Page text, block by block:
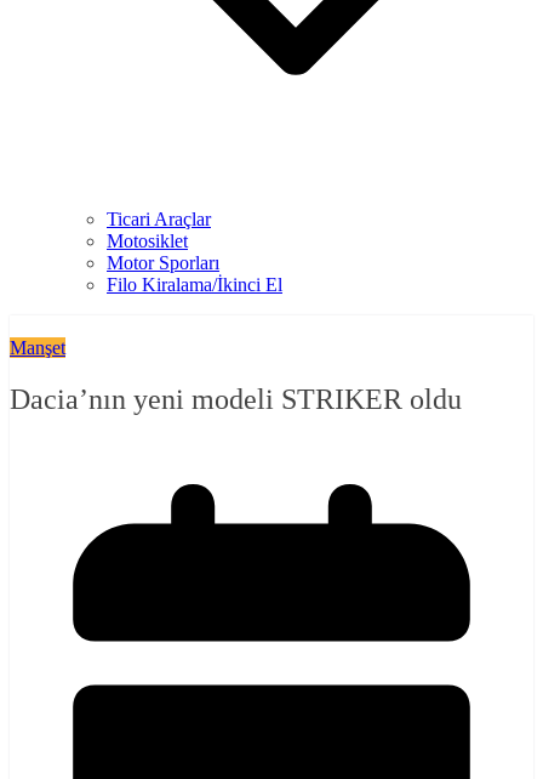
Ticari Araçlar
Motosiklet
Motor Sporları
Filo Kiralama/İkinci El
Manşet
Dacia’nın yeni modeli STRIKER oldu